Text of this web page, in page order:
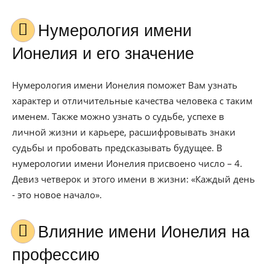
Нумерология имени
Ионелия и его значение
Нумерология имени Ионелия поможет Вам узнать
характер и отличительные качества человека с таким
именем. Также можно узнать о судьбе, успехе в
личной жизни и карьере, расшифровывать знаки
судьбы и пробовать предсказывать будущее. В
нумерологии имени Ионелия присвоено число – 4.
Девиз четверок и этого имени в жизни: «Каждый день
- это новое начало».
Влияние имени Ионелия на
профессию